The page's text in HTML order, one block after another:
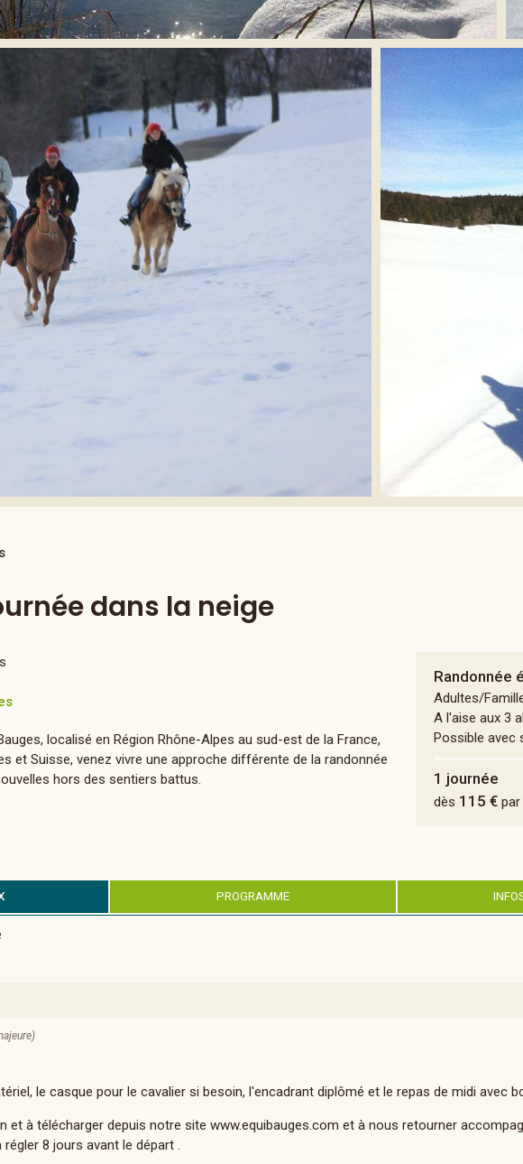
dans la neige
Randonnée
Adultes/
A l'aise aux 3
Possible avec
1 journée
dès 115 €par
localisé en Région Rhône-Alpes au sud-est de la France,
et Suisse, venez vivre une approche différente de la randonnée
hors des sentiers battus.
PROGRAMME
le casque pour le cavalier si besoin, l'encadrant diplômé et le repas de midi avec
et à télécharger depuis notre site www.equibauges.com et à nous retourner
8 jours avant le départ .